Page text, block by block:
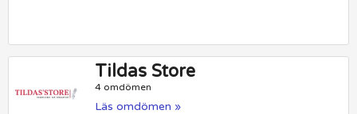
Tildas Store
4 omdömen
Läs omdömen »